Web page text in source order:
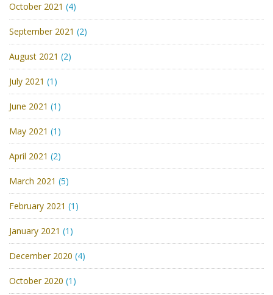
October 2021 (4)
September 2021 (2)
August 2021 (2)
July 2021 (1)
June 2021 (1)
May 2021 (1)
April 2021 (2)
March 2021 (5)
February 2021 (1)
January 2021 (1)
December 2020 (4)
October 2020 (1)